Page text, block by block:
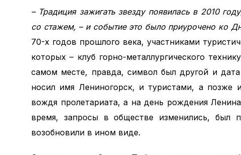
– Традиция зажигать звезду появилась в 2010
со стажем, – и событие это было приурочено ко
70-х годов прошлого века, участниками
которых – клуб горно-металлургического
самом месте, правда, символ был другой и
носил имя Лениногорск, и туристами, а позже
вождя пролетариата, а на день рождения
время, запросы в обществе изменились, был
возобновили в ином виде.